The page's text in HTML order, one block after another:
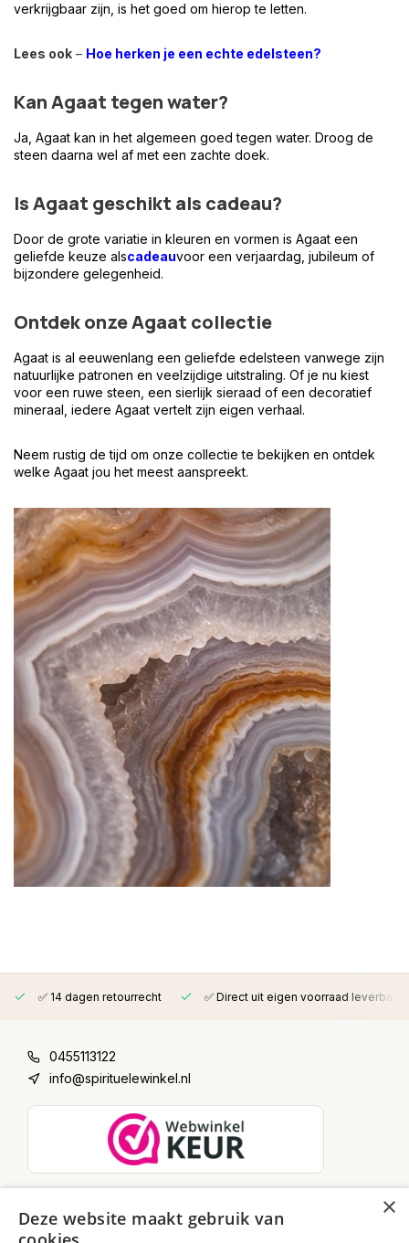
verkrijgbaar zijn, is het goed om hierop te letten.
Lees ook – Hoe herken je een echte edelsteen?
Kan Agaat tegen water?
Ja, Agaat kan in het algemeen goed tegen water. Droog de
steen daarna wel af met een zachte doek.
Is Agaat geschikt als cadeau?
Door de grote variatie in kleuren en vormen is Agaat een
geliefde keuze alscadeauvoor een verjaardag, jubileum of
bijzondere gelegenheid.
Ontdek onze Agaat collectie
Agaat is al eeuwenlang een geliefde edelsteen vanwege zijn
natuurlijke patronen en veelzijdige uitstraling. Of je nu kiest
voor een ruwe steen, een sierlijk sieraad of een decoratief
mineraal, iedere Agaat vertelt zijn eigen verhaal.
Neem rustig de tijd om onze collectie te bekijken en ontdek
welke Agaat jou het meest aanspreekt.
✅ 14 dagen retourrecht ✅ Direct uit eigen voorraad leverbaar
0455113122
info@spirituelewinkel.nl
Schrijf je in voor onze nieuwsbrief
×
Deze website maakt gebruik van